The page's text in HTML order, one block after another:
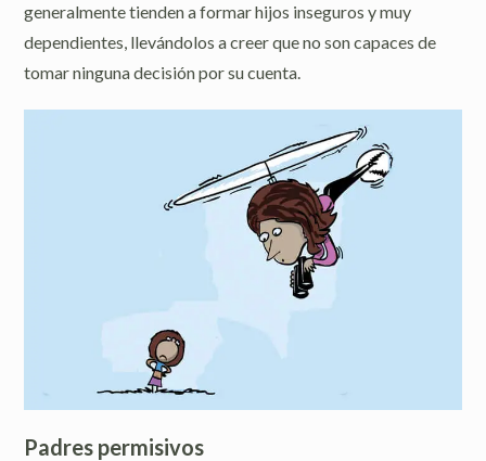
generalmente tienden a formar hijos inseguros y muy
dependientes, llevándolos a creer que no son capaces de
tomar ninguna decisión por su cuenta.
Padres permisivos